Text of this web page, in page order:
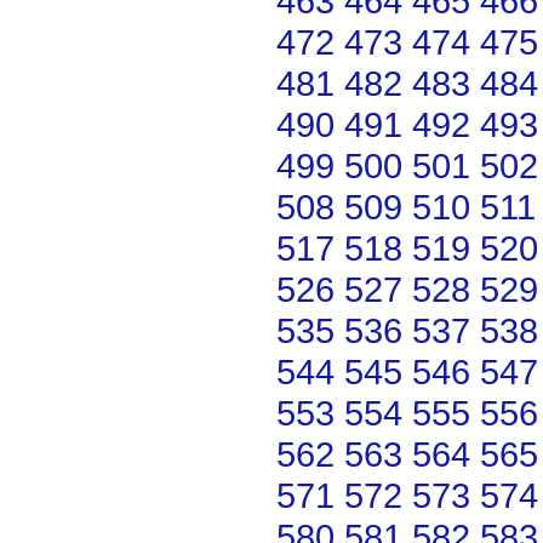
472 473 474 475
481 482 483 484
490 491 492 493
499 500 501 502
508 509 510 511
517 518 519 520
526 527 528 529
535 536 537 538
544 545 546 547
553 554 555 556
562 563 564 565
571 572 573 574